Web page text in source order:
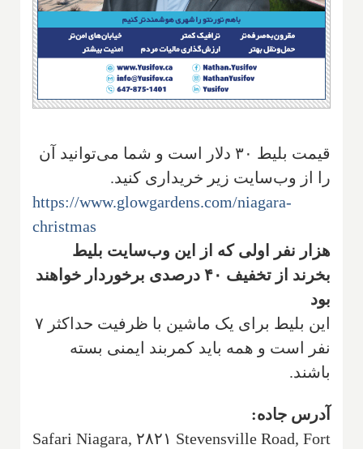
قیمت بلیط ۳۰ دلار است و شما می‌توانید آن
را از وب‌سایت زیر خریداری کنید.
https://www.glowgardens.com/niagara-
christmas
هزار نفر اولی که از این وب‌سایت بلیط
بخرند از تخفیف ۴۰ درصدی برخوردار خواهند
بود
این بلیط برای یک ماشین با ظرفیت حداکثر ۷
نفر است و همه باید کمربند ایمنی بسته
باشند.
آدرس جاده:
Safari Niagara, ۲۸۲۱ Stevensville Road, Fort